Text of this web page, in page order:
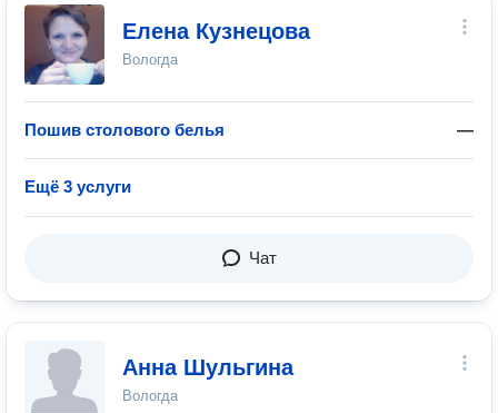
Елена Кузнецова
Вологда
Пошив столового белья —
Ещё 3 услуги
Чат
Анна Шульгина
Вологда